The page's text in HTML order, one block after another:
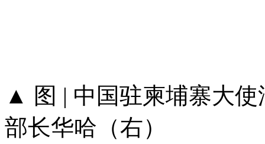
▲ 图 | 中国驻柬埔寨大
部长华哈（右）